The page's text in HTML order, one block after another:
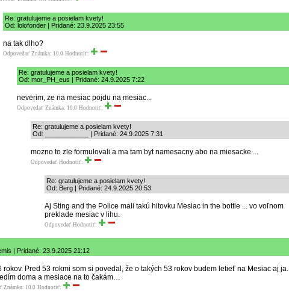
Re: gratulujeme a posielam kvety!
Od: lolofonder | Pridané: 23.9.2025 23:55
na tak dlho?
Odpovedať Známka: 10.0 Hodnotiť:
Re: gratulujeme a posielam kvety!
Od: mor_PH_eus | Pridané: 24.9.2025 7:22
neverim, ze na mesiac pojdu na mesiac...
Odpovedať Známka: 10.0 Hodnotiť:
Re: gratulujeme a posielam kvety!
Od: ____________ | Pridané: 24.9.2025 7:31
mozno to zle formulovali a ma tam byt namesacny abo na miesacke ...
Odpovedať Hodnotiť:
Re: gratulujeme a posielam kvety!
Od: Berg | Pridané: 24.9.2025 20:53
Aj Sting and the Police mali takú hitovku Mesiac in the bottle ... vo voľnom
preklade mesiac v lihu.
Odpovedať Hodnotiť:
| Pridané: 23.9.2025 21:12
rokov. Pred 53 rokmi som si povedal, že o takých 53 rokov budem letieť na Mesiac aj ja.
doma a mesiace na to čakám…
Známka: 10.0 Hodnotiť: